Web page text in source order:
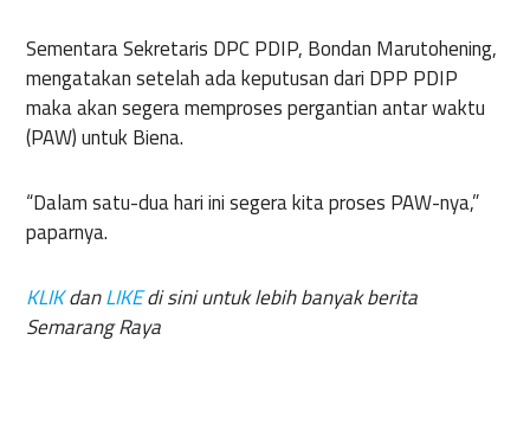
Sementara Sekretaris DPC PDIP, Bondan Marutohening,
mengatakan setelah ada keputusan dari DPP PDIP
maka akan segera memproses pergantian antar waktu
(PAW) untuk Biena.
“Dalam satu-dua hari ini segera kita proses PAW-nya,”
paparnya.
KLIKdanLIKEdi sini untuk lebih banyak berita
Semarang Raya